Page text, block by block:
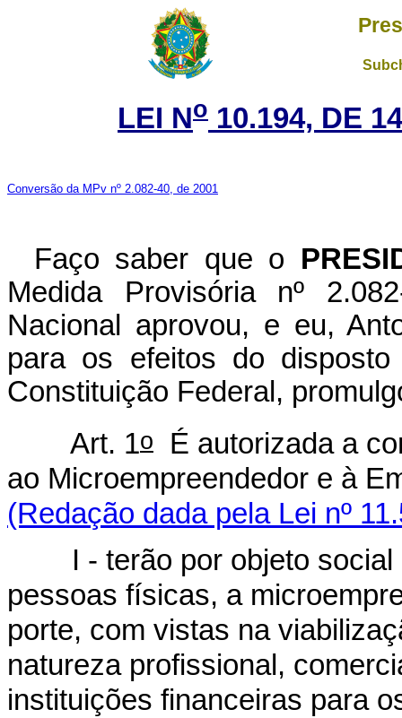
LEI No 10.194, DE
Conversão da MPv nº 2.082-40, de 2001
Faço saber que o
Medida Provisória nº
Nacional aprovou, e eu,
para os efeitos do
Constituição Federal,
Art. 1o
É autorizada a
ao Microempreendedor e à
(Redação dada pela Lei nº
I - terão por objeto social
pessoas físicas, a
porte, com vistas na
natureza profissional,
instituições financeiras para